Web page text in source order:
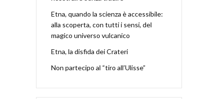
Etna, quando la scienza è accessibile:
alla scoperta, con tutti i sensi, del
magico universo vulcanico
Etna, la disfida dei Crateri
Non partecipo al “tiro all’Ulisse”